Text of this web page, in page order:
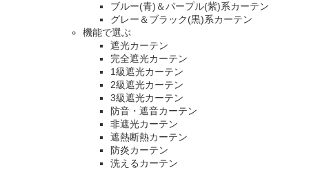
ブルー(青)＆パープル(紫)系カーテン
グレー＆ブラック(黒)系カーテン
機能で選ぶ
遮光カーテン
完全遮光カーテン
1級遮光カーテン
2級遮光カーテン
3級遮光カーテン
防音・遮音カーテン
非遮光カーテン
遮熱断熱カーテン
防炎カーテン
洗えるカーテン